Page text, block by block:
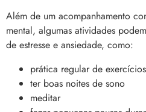
Além de um acompanhamento
mental, algumas atividades
de estresse e ansiedade, como:
prática regular de
ter boas noites de sono
meditar